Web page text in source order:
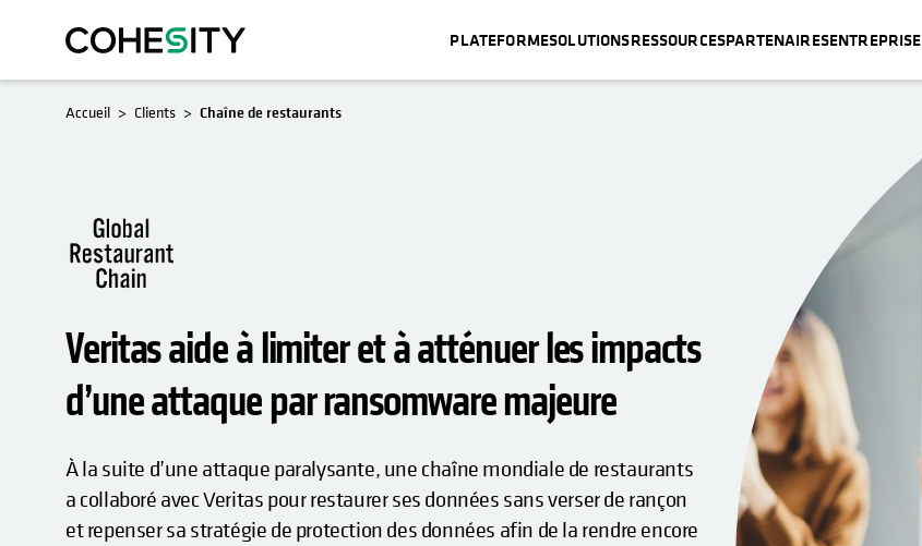
PLATEFORMESOLUTIONSRESSOURCESPARTENAIRESENTREPRISE
Accueil Clients Chaîne de restaurants
Veritas aide à limiter et à atténuer les impacts
d’une attaque par ransomware majeure
À la suite d’une attaque paralysante, une chaîne mondiale de restaurants
a collaboré avec Veritas pour restaurer ses données sans verser de rançon
et repenser sa stratégie de protection des données afin de la rendre encore
S’OUVRE DANS UN NOUVEL ONGLET